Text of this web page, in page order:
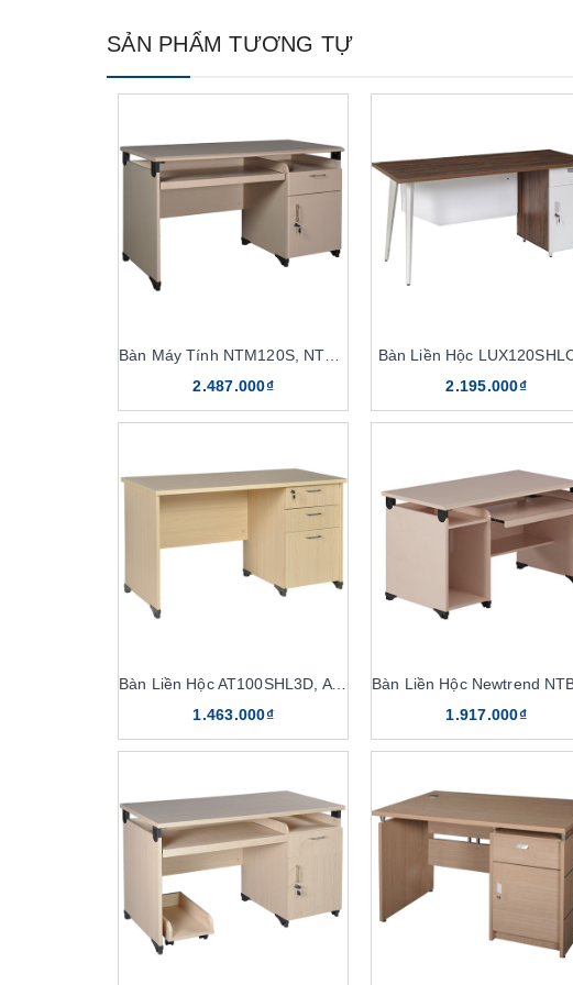
SẢN PHẨM TƯƠNG TỰ
2.487.000₫
Bàn Liền Hộc
2.195.000₫
Bàn Liền Hộc AT100SHL3D, AT120SHL3D
1.463.000₫
1.917.000₫